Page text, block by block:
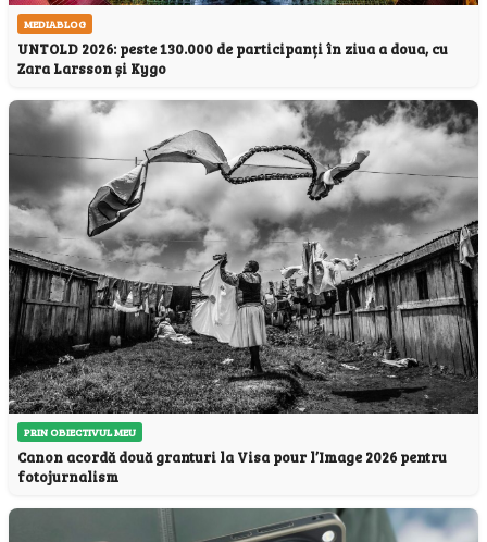
MEDIABLOG
UNTOLD 2026: peste 130.000 de participanți în ziua a doua, cu
Zara Larsson și Kygo
PRIN OBIECTIVUL MEU
Canon acordă două granturi la Visa pour l’Image 2026 pentru
fotojurnalism